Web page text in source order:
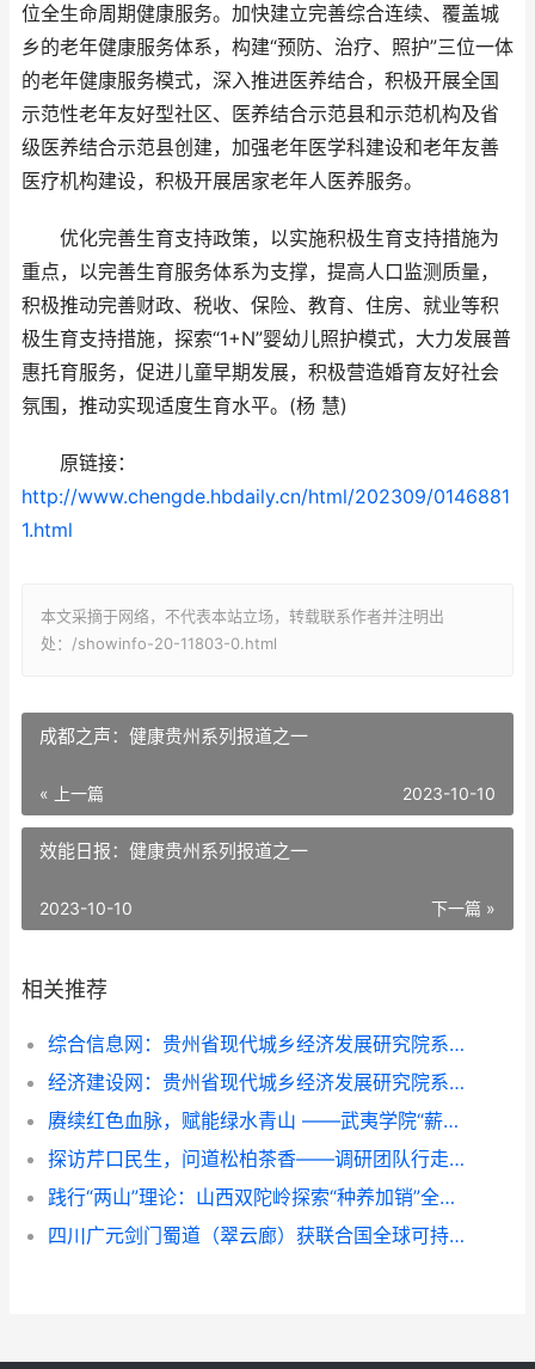
位全生命周期健康服务。加快建立完善综合连续、覆盖城
乡的老年健康服务体系，构建“预防、治疗、照护”三位一体
的老年健康服务模式，深入推进医养结合，积极开展全国
示范性老年友好型社区、医养结合示范县和示范机构及省
级医养结合示范县创建，加强老年医学科建设和老年友善
医疗机构建设，积极开展居家老年人医养服务。
优化完善生育支持政策，以实施积极生育支持措施为
重点，以完善生育服务体系为支撑，提高人口监测质量，
积极推动完善财政、税收、保险、教育、住房、就业等积
极生育支持措施，探索“1+N”婴幼儿照护模式，大力发展普
惠托育服务，促进儿童早期发展，积极营造婚育友好社会
氛围，推动实现适度生育水平。(杨 慧)
原链接：
http://www.chengde.hbdaily.cn/html/202309/0146881
1.html
本文采摘于网络，不代表本站立场，转载联系作者并注明出
处：/showinfo-20-11803-0.html
成都之声：健康贵州系列报道之一
« 上一篇 2023-10-10
效能日报：健康贵州系列报道之一
下一篇 »
2023-10-10
相关推荐
综合信息网：贵州省现代城乡经济发展研究院系列报道之一
经济建设网：贵州省现代城乡经济发展研究院系列报道之一
赓续红色血脉，赋能绿水青山 ——武夷学院“薪火青绿”实践团队深入金坑乡调研红绿融合发展
探访芹口民生，问道松柏茶香——调研团队行走环带看振兴
践行“两山”理论：山西双陀岭探索“种养加销”全链模式，助力乡村振兴
四川广元剑门蜀道（翠云廊）获联合国全球可持续“地球家园”范例奖